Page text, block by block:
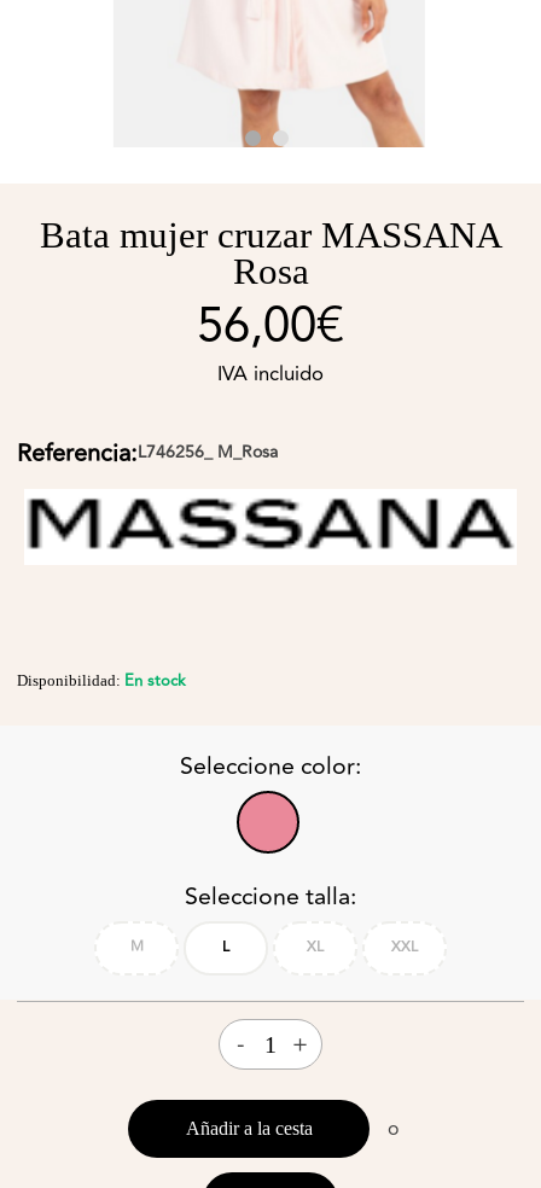
Bata mujer cruzar MASSANA
Rosa
56,00€
IVA incluido
Referencia:L746256_ M_Rosa
Disponibilidad: En stock
Seleccione color:
Seleccione talla:
M L XL XXL
- +
Añadir a la cesta o